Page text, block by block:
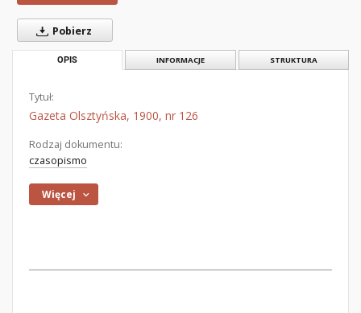
Pobierz
OPIS INFORMACJE STRUKTURA
Tytuł:
Gazeta Olsztyńska, 1900, nr 126
Rodzaj dokumentu:
czasopismo
Więcej